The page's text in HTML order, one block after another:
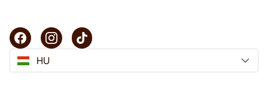
HU